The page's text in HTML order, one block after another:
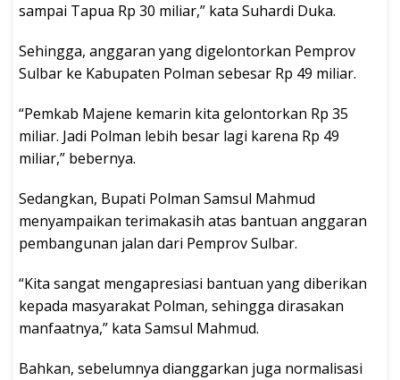
sampai Tapua Rp 30 miliar,” kata Suhardi Duka.
Sehingga, anggaran yang digelontorkan Pemprov
Sulbar ke Kabupaten Polman sebesar Rp 49 miliar.
“Pemkab Majene kemarin kita gelontorkan Rp 35
miliar. Jadi Polman lebih besar lagi karena Rp 49
miliar,” bebernya.
Sedangkan, Bupati Polman Samsul Mahmud
menyampaikan terimakasih atas bantuan anggaran
pembangunan jalan dari Pemprov Sulbar.
“Kita sangat mengapresiasi bantuan yang diberikan
kepada masyarakat Polman, sehingga dirasakan
manfaatnya,” kata Samsul Mahmud.
Bahkan, sebelumnya dianggarkan juga normalisasi